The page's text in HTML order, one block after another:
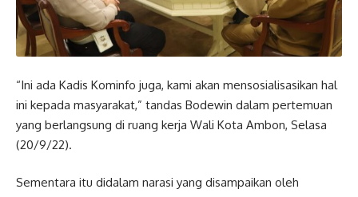
“Ini ada Kadis Kominfo juga, kami akan mensosialisasikan hal
ini kepada masyarakat,” tandas Bodewin dalam pertemuan
yang berlangsung di ruang kerja Wali Kota Ambon, Selasa
(20/9/22).
Sementara itu didalam narasi yang disampaikan oleh